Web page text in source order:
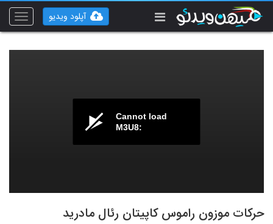
Toggle
آپلود ویدیو
Cannot load
M3U8:
حرکات موزون راموس کاپیتان رئال مادرید